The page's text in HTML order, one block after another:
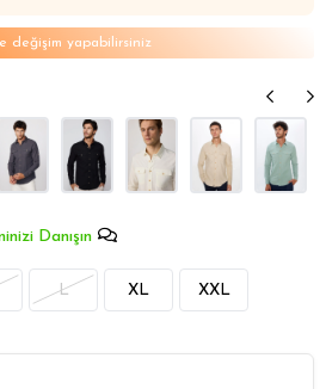
değişim yapabilirsiniz
Danışın
L XL XXL